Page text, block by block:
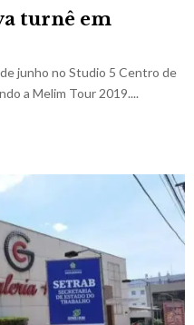
turnê em
junho no Studio 5 Centro de
a Melim Tour 2019....